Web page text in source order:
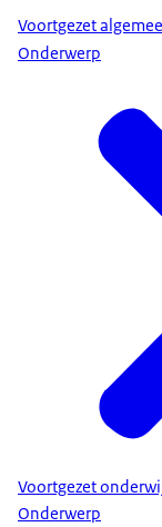
Voortgezet
Onderwerp
Voortgezet
Onderwerp